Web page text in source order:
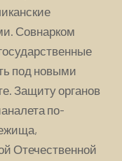
Совнарком
под новыми
Защиту органов
по-
Отечественной